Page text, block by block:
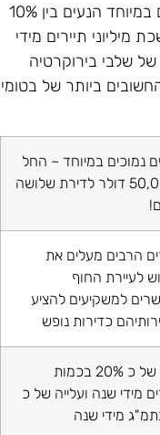
ללא יוצא מן הכלל, אחוזי תשואה גבוהים במיוחד הנעים בין 10%
מיליוני תיירים מידי
שלבי בירוקרטיה
ביותר של בטומי
נמוכים במיוחד – החל
מ 50,000 דולר לדירת שלושה
הרבים מעלים את
לעיירת החוף
למשקיעים להציע
כדירות נופש
עלייה של כ 20% בכמות
מידי שנה ועלייה של כ